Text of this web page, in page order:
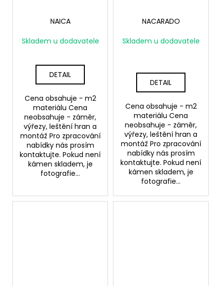
NAICA
Skladem u dodavatele
DETAIL
Cena obsahuje - m2
materiálu Cena
neobsahuje - záměr,
výřezy, leštění hran a
montáž Pro zpracování
nabídky nás prosím
kontaktujte. Pokud není
kámen skladem, je
fotografie...
NACARADO
Skladem u dodavatele
DETAIL
Cena obsahuje - m2
materiálu Cena
neobsahuje - záměr,
výřezy, leštění hran a
montáž Pro zpracování
nabídky nás prosím
kontaktujte. Pokud není
kámen skladem, je
fotografie...